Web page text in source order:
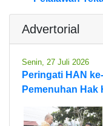
Advertorial
Senin, 27 Juli 2026
Peringati HAN
Pemenuhan Hak